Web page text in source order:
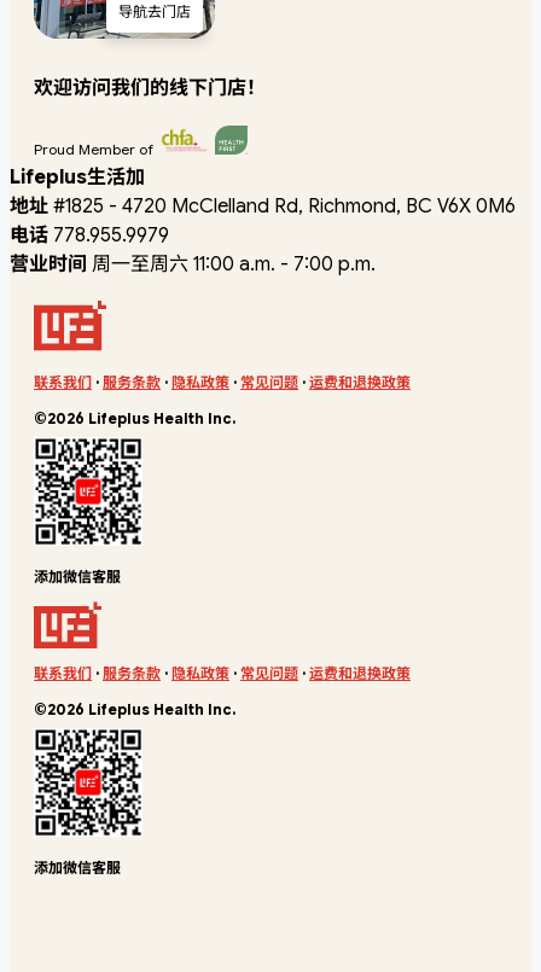
导航去门店
欢迎访问我们的线下门店！
Proud Member of
Lifeplus生活加
地址 #1825 - 4720 McClelland Rd, Richmond, BC V6X 0M6
电话 778.955.9979
营业时间 周一至周六 11:00 a.m. - 7:00 p.m.
联系我们 · 服务条款 · 隐私政策 · 常见问题 · 运费和退换政策
©2026 Lifeplus Health Inc.
添加微信客服
联系我们 · 服务条款 · 隐私政策 · 常见问题 · 运费和退换政策
©2026 Lifeplus Health Inc.
添加微信客服